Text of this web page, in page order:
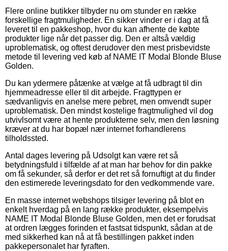
Flere online butikker tilbyder nu om stunder en række
forskellige fragtmuligheder. En sikker vinder er i dag at få
leveret til en pakkeshop, hvor du kan afhente de købte
produkter lige når det passer dig. Den er altså vældig
uproblematisk, og oftest derudover den mest prisbevidste
metode til levering ved køb af NAME IT Modal Blonde Bluse
Golden.
Du kan ydermere påtænke at vælge at få udbragt til din
hjemmeadresse eller til dit arbejde. Fragttypen er
sædvanligvis en anelse mere pebret, men omvendt super
uproblematisk. Den mindst kostelige fragtmulighed vil dog
utvivlsomt være at hente produkterne selv, men den løsning
kræver at du har bopæl nær internet forhandlerens
tilholdssted.
Antal dages levering på Udsolgt kan være ret så
betydningsfuld i tilfælde af at man har behov for din pakke
om få sekunder, så derfor er det ret så fornuftigt at du finder
den estimerede leveringsdato for den vedkommende vare.
En masse internet webshops tilsiger levering på blot en
enkelt hverdag på en lang række produkter, eksempelvis
NAME IT Modal Blonde Bluse Golden, men det er forudsat
at ordren lægges forinden et fastsat tidspunkt, sådan at de
med sikkerhed kan nå at få bestillingen pakket inden
pakkepersonalet har fyraften.